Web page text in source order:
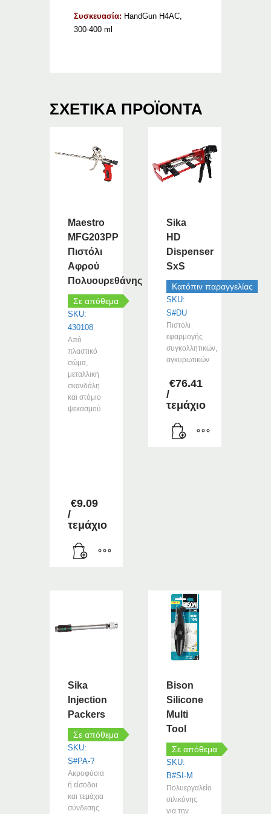
Συσκευασία: HandGun H4AC,
300-400 ml
ΣΧΕΤΙΚΆ ΠΡΟΪΌΝΤΑ
Maestro
MFG203PP
Πιστόλι
Αφρού
Πολυουρεθάνης
Σε απόθεμα
SKU:
430108
Από
πλαστικό
σώμα,
μεταλλική
σκανδάλη
και στόμιο
ψεκασμού
€9.09
/
τεμάχιο
Sika
HD
Dispenser
SxS
Κατόπιν παραγγελίας
SKU:
S#DU
Πιστόλι
εφαρμογής
συγκολλητικών,
αγκυρωτικών
€76.41
/
τεμάχιο
Sika
Injection
Packers
Σε απόθεμα
SKU:
S#PA-?
Ακροφύσια
ή είσοδοι
και τεμάχια
σύνδεσης
Bison
Silicone
Multi
Tool
Σε απόθεμα
SKU:
B#SI-M
Πολυεργαλείο
σιλικόνης
για την